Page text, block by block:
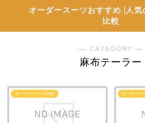
オーダースーツおすすめ |人気
比較
― CATEGORY ―
麻布テーラー
オーダースーツの比較 オーダース